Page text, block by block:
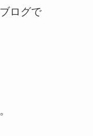
ログで